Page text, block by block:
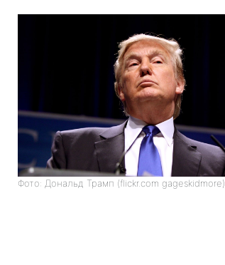
Фото: Дональд Трамп (flickr.com gageskidmore)